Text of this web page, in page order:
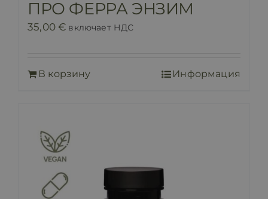
ПРО ФЕРРА ЭНЗИМ
35,00€ включает НДС
В корзину Информация